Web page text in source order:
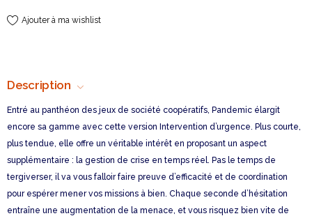
Ajouter à ma wishlist
Description
Entré au panthéon des jeux de société coopératifs, Pandemic élargit
encore sa gamme avec cette version Intervention d’urgence. Plus courte,
plus tendue, elle offre un véritable intérêt en proposant un aspect
supplémentaire : la gestion de crise en temps réel. Pas le temps de
tergiverser, il va vous falloir faire preuve d’efficacité et de coordination
pour espérer mener vos missions à bien. Chaque seconde d’hésitation
entraîne une augmentation de la menace, et vous risquez bien vite de